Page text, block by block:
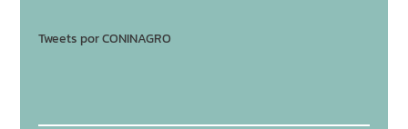
Tweets por CONINAGRO